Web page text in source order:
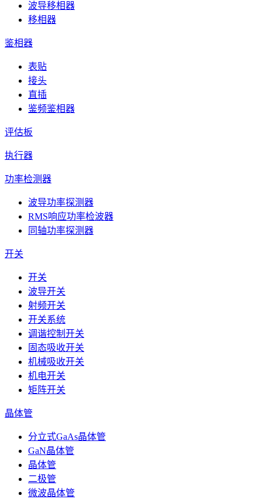
波导移相器
移相器
鉴相器
表贴
接头
直插
鉴频鉴相器
评估板
执行器
功率检测器
波导功率探测器
RMS响应功率检波器
同轴功率探测器
开关
开关
波导开关
射频开关
开关系统
调谐控制开关
固态吸收开关
机械吸收开关
机电开关
矩阵开关
晶体管
分立式GaAs晶体管
GaN晶体管
晶体管
二极管
微波晶体管